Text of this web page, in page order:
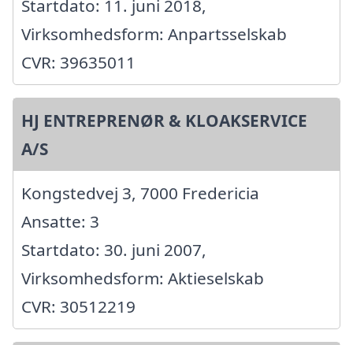
Startdato: 11. juni 2018,
Virksomhedsform: Anpartsselskab
CVR: 39635011
HJ ENTREPRENØR & KLOAKSERVICE
A/S
Kongstedvej 3, 7000 Fredericia
Ansatte: 3
Startdato: 30. juni 2007,
Virksomhedsform: Aktieselskab
CVR: 30512219